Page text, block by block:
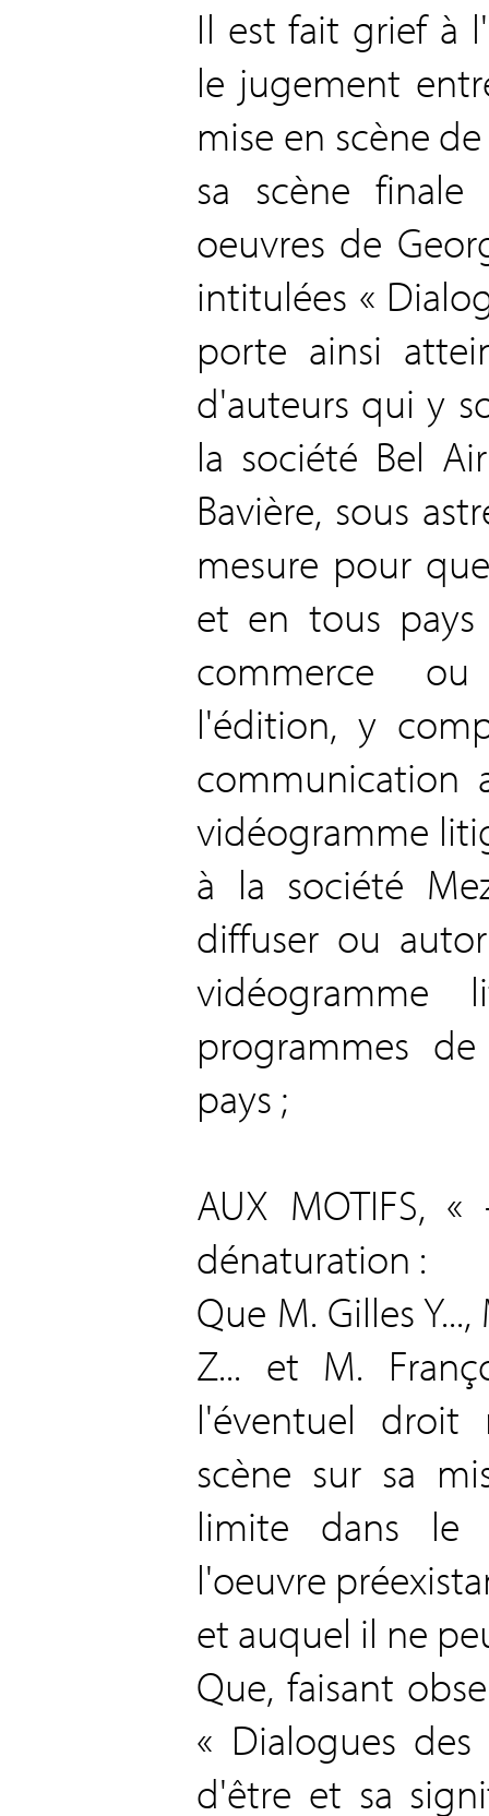
Il est fait grief à
le jugement
mise en scène
sa scène
oeuvres de
intitulées «
porte ainsi
d'auteurs qui y
la société Bel
Bavière, sous
mesure pour
et en tous
commerce
l'édition, y
vidéogramme
à la société
diffuser ou
programmes
pays ;
AUX MOTIFS,
dénaturation :
Que M. Gilles
Z... et M.
l'éventuel
scène sur sa
limite dans
l'oeuvre
et auquel il ne
Que, faisant
« Dialogues des
d'être et sa